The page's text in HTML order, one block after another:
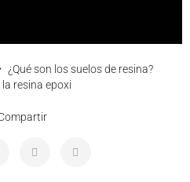
¿Qué son los suelos de resina?
resina epoxi